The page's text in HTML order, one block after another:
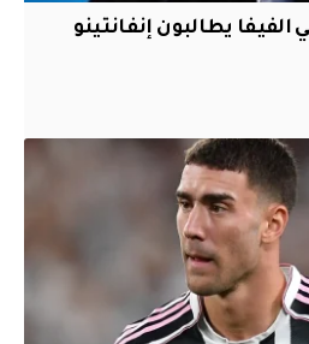
الفيفا يطالبون إنفانتينو